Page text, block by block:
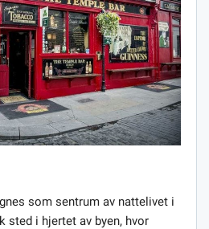
som sentrum av nattelivet i
sted i hjertet av byen, hvor